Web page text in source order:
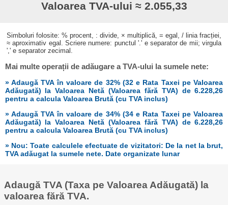
Valoarea TVA-ului ≈ 2.055,33
Simboluri folosite: % procent, : divide, × multiplică, = egal, / linia fracției,
≈ aproximativ egal. Scriere numere: punctul '.' e separator de mii; virgula
',' e separator zecimal.
Mai multe operații de adăugare a TVA-ului la sumele nete:
» Adaugă TVA în valoare de 32% (32 e Rata Taxei pe Valoarea
Adăugată) la Valoarea Netă (Valoarea fără TVA) de 6.228,26
pentru a calcula Valoarea Brută (cu TVA inclus)
» Adaugă TVA în valoare de 34% (34 e Rata Taxei pe Valoarea
Adăugată) la Valoarea Netă (Valoarea fără TVA) de 6.228,26
pentru a calcula Valoarea Brută (cu TVA inclus)
» Nou: Toate calculele efectuate de vizitatori: De la net la brut,
TVA adăugat la sumele nete. Date organizate lunar
Adaugă TVA (Taxa pe Valoarea Adăugată) la
valoarea fără TVA.